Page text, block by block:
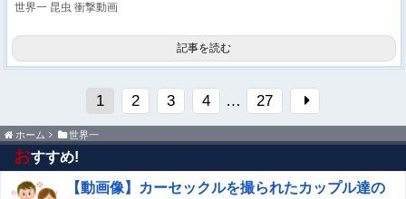
世界一 昆虫 衝撃動画
記事を読む
1 2 3 4 … 27
ホーム 世界一
おすすめ!
【動画像】カーセックルを撮られたカップル達の